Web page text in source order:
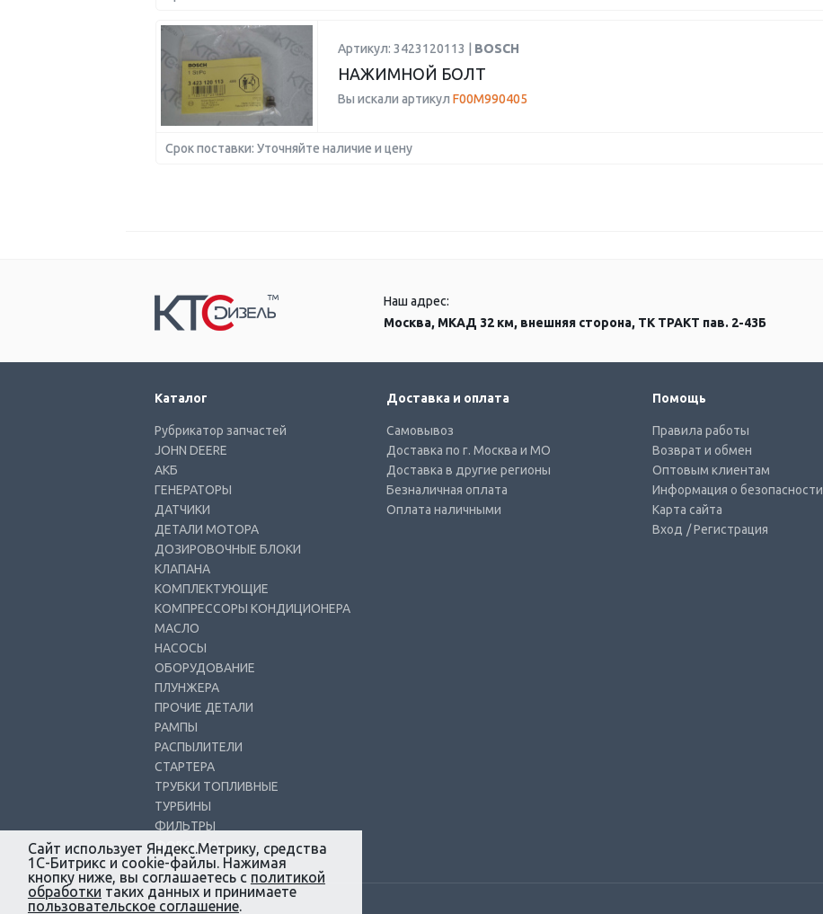
Артикул: 3423120113 | BOSCH
НАЖИМНОЙ БОЛТ
Вы искали артикул F00M990405
Срок поставки: Уточняйте наличие и цену
Наш адрес:
Москва, МКАД 32 км, внешняя сторона, ТК ТРАКТ пав. 2-43Б
Каталог
Рубрикатор запчастей
JOHN DEERE
АКБ
ГЕНЕРАТОРЫ
ДАТЧИКИ
ДЕТАЛИ МОТОРА
ДОЗИРОВОЧНЫЕ БЛОКИ
КЛАПАНА
КОМПЛЕКТУЮЩИЕ
КОМПРЕССОРЫ КОНДИЦИОНЕРА
МАСЛО
НАСОСЫ
ОБОРУДОВАНИЕ
ПЛУНЖЕРА
ПРОЧИЕ ДЕТАЛИ
РАМПЫ
РАСПЫЛИТЕЛИ
СТАРТЕРА
ТРУБКИ ТОПЛИВНЫЕ
ТУРБИНЫ
ФИЛЬТРЫ
ФОРСУНКИ
Доставка и оплата
Самовывоз
Доставка по г. Москва и МО
Доставка в другие регионы
Безналичная оплата
Оплата наличными
Помощь
Правила работы
Возврат и обмен
Оптовым клиентам
Информация о безопасности
Карта сайта
Вход / Регистрация
Сайт использует Яндекс.Метрику, средства
1С-Битрикс и cookie-файлы. Нажимая
кнопку ниже, вы соглашаетесь с политикой
обработки таких данных и принимаете
пользовательское соглашение.